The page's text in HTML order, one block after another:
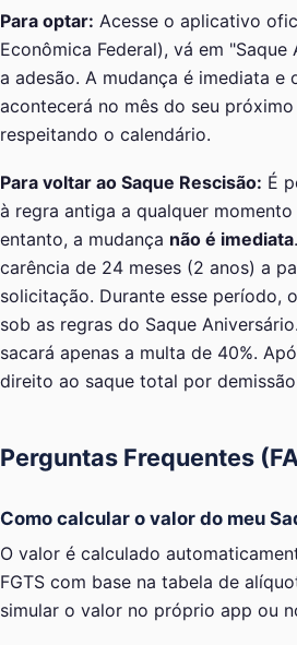
Para optar: Acesse o aplicativo
Econômica Federal), vá em
a adesão. A mudança é imediata e
acontecerá no mês do seu
respeitando o calendário.
Para voltar ao Saque Rescisão: É
à regra antiga a qualquer
entanto, a mudança não é imediata
carência de 24 meses (2 anos) a
solicitação. Durante esse período,
sob as regras do Saque
sacará apenas a multa de 40%.
direito ao saque total por
Perguntas Frequentes
Como calcular o valor do meu
O valor é calculado
FGTS com base na tabela de
simular o valor no próprio app ou